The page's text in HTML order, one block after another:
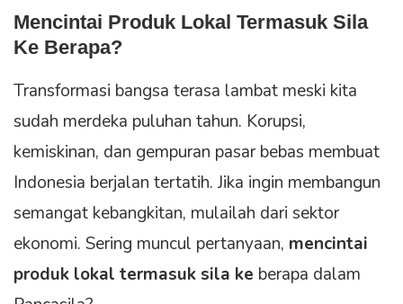
Mencintai Produk Lokal Termasuk Sila
Ke Berapa?
Transformasi bangsa terasa lambat meski kita
sudah merdeka puluhan tahun. Korupsi,
kemiskinan, dan gempuran pasar bebas membuat
Indonesia berjalan tertatih. Jika ingin membangun
semangat kebangkitan, mulailah dari sektor
ekonomi. Sering muncul pertanyaan, mencintai
produk lokal termasuk sila ke berapa dalam